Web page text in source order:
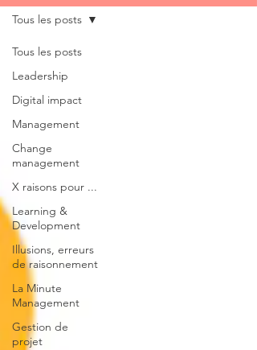
Tous les posts
Leadership
Digital impact
Management
Change
management
X raisons pour ...
Learning &
Development
Illusions, erreurs
de raisonnement
La Minute
Management
Gestion de
projet
Tous les posts